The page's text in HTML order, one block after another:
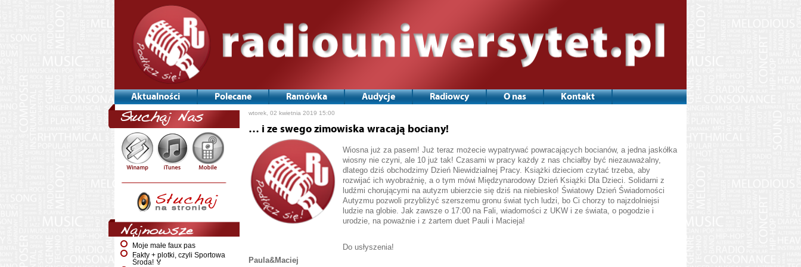
Aktualności Polecane Ramówka Audycje Radiowcy O nas Kontakt
Słuchaj Nas
Najnowsze
Moje małe faux pas
Fakty + plotki, czyli Sportowa
Środa! 🏅
wtorek, 02 kwietnia 2019 15:00
… i ze swego zimowiska wracają bociany!
Wiosna już za pasem! Już teraz możecie wypatrywać powracających bocianów, a jedna jaskółka
wiosny nie czyni, ale 10 już tak! Czasami w pracy każdy z nas chciałby być niezauważalny,
dlatego dziś obchodzimy Dzień Niewidzialnej Pracy. Książki dzieciom czytać trzeba, aby
rozwijać ich wyobraźnię, a o tym mówi Międzynarodowy Dzień Książki Dla Dzieci. Solidarni z
ludźmi chorującymi na autyzm ubierzcie się dziś na niebiesko! Światowy Dzień Świadomości
Autyzmu pozwoli przybliżyć szerszemu gronu świat tych ludzi, bo Ci chorzy to najzdolniejsi
ludzie na globie. Jak zawsze o 17:00 na Fali, wiadomości z UKW i ze świata, o pogodzie i
urodzie, na poważnie i z żartem duet Pauli i Macieja!
Do usłyszenia!
Paula&Maciej